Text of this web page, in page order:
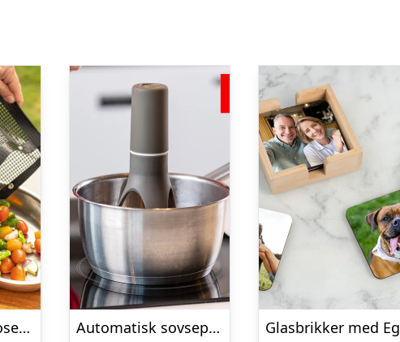
Non-stick Grillposer 2-pak – KitchPro Automatisk sovsepisker – Stirr